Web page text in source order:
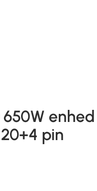
650W enhed
pin